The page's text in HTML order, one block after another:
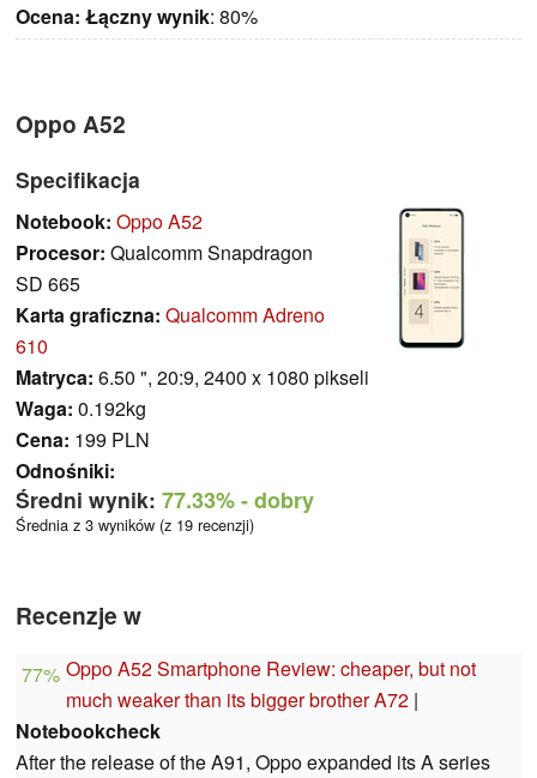
Ocena: Łączny wynik: 80%
Oppo A52
Specifikacja
Notebook: Oppo A52
Procesor: Qualcomm Snapdragon
SD 665
Karta graficzna: Qualcomm Adreno
610
Matryca: 6.50 ", 20:9, 2400 x 1080 pikseli
Waga: 0.192kg
Cena: 199 PLN
Odnośniki:
Średni wynik: 77.33%- dobry
Średnia z 3 wyników (z 19 recenzji)
Recenzje w
77% Oppo A52 Smartphone Review: cheaper, but not
much weaker than its bigger brother A72 |
Notebookcheck
After the release of the A91, Oppo expanded its A series